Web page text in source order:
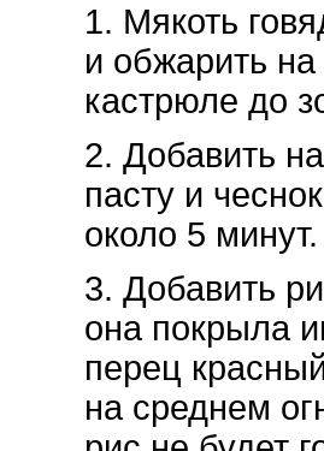
1. Мякоть
и обжарить
кастрюле до
2. Добавить
пасту и
около 5 минут.
3. Добавить
она покрыла
перец
на среднем